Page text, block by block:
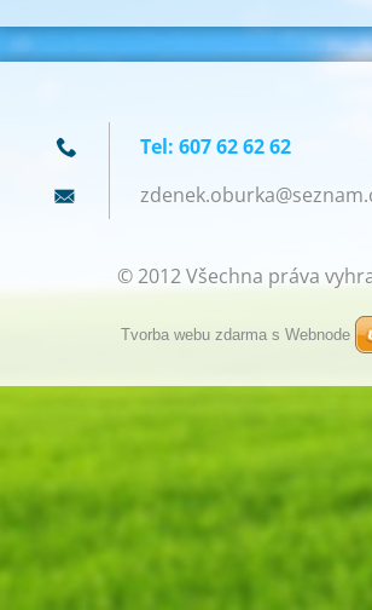
Tel: 607 62 62 62
zdenek.oburka@se
© 2012 Všechna práva
Tvorba webu zdarma s Webnode